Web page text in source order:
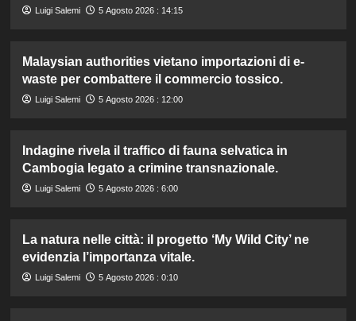
Luigi Salemi 5 Agosto 2026 : 14:15
Malaysian authorities vietano importazioni di e-
waste per combattere il commercio tossico.
Luigi Salemi 5 Agosto 2026 : 12:00
Indagine rivela il traffico di fauna selvatica in
Cambogia legato a crimine transnazionale.
Luigi Salemi 5 Agosto 2026 : 6:00
La natura nelle città: il progetto ‘My Wild City’ ne
evidenzia l’importanza vitale.
Luigi Salemi 5 Agosto 2026 : 0:10